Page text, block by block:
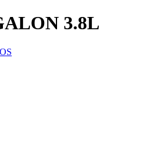
3.8L